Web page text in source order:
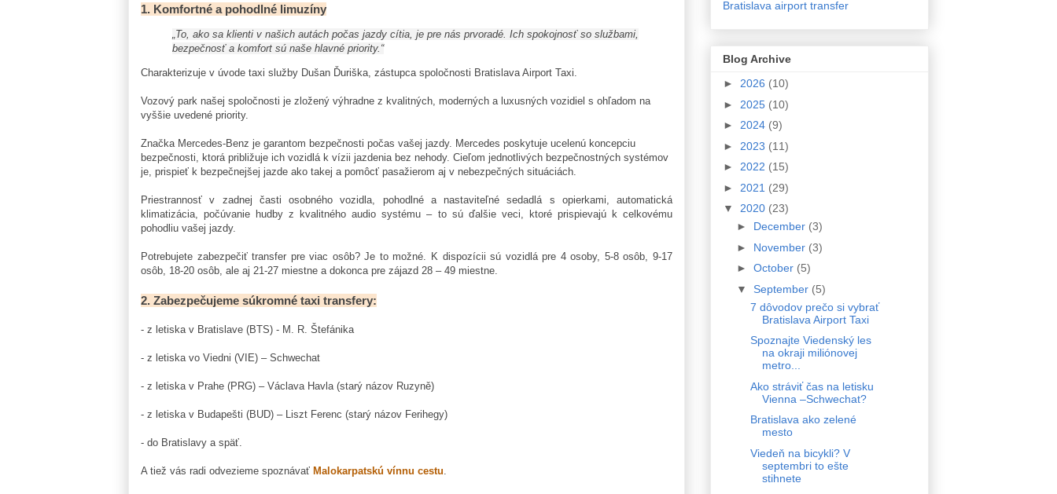
1. Komfortné a pohodlné limuzíny
„To, ako sa klienti v našich autách počas jazdy cítia, je pre nás prvoradé. Ich spokojnosť so službami,
bezpečnosť a komfort sú naše hlavné priority.“
Charakterizuje v úvode taxi služby Dušan Ďuriška, zástupca spoločnosti Bratislava Airport Taxi.
Vozový park našej spoločnosti je zložený výhradne z kvalitných, moderných a luxusných vozidiel s ohľadom na
vyššie uvedené priority.
Značka Mercedes-Benz je garantom bezpečnosti počas vašej jazdy. Mercedes poskytuje ucelenú koncepciu
bezpečnosti, ktorá približuje ich vozidlá k vízii jazdenia bez nehody. Cieľom jednotlivých bezpečnostných systémov
je, prispieť k bezpečnejšej jazde ako takej a pomôcť pasažierom aj v nebezpečných situáciách.
Priestrannosť v zadnej časti osobného vozidla, pohodlné a nastaviteľné sedadlá s opierkami, automatická
klimatizácia, počúvanie hudby z kvalitného audio systému – to sú ďalšie veci, ktoré prispievajú k celkovému
pohodliu vašej jazdy.
Potrebujete zabezpečiť transfer pre viac osôb? Je to možné. K dispozícii sú vozidlá pre 4 osoby, 5-8 osôb, 9-17
osôb, 18-20 osôb, ale aj 21-27 miestne a dokonca pre zájazd 28 – 49 miestne.
2. Zabezpečujeme súkromné taxi transfery:
- z letiska v Bratislave (BTS) - M. R. Štefánika
- z letiska vo Viedni (VIE) – Schwechat
- z letiska v Prahe (PRG) – Václava Havla (starý názov Ruzyně)
- z letiska v Budapešti (BUD) – Liszt Ferenc (starý názov Ferihegy)
- do Bratislavy a späť.
A tiež vás radi odvezieme spoznávať Malokarpatskú vínnu cestu
Bratislava airport transfer
Blog Archive
► 2026 (10)
► 2025 (10)
► 2024 (9)
► 2023 (11)
► 2022 (15)
► 2021 (29)
▼ 2020 (23)
► December (3)
► November (3)
► October (5)
▼ September (5)
7 dôvodov prečo si vybrať
Bratislava Airport Taxi
Spoznajte Viedenský les
na okraji miliónovej
metro...
Ako stráviť čas na letisku
Vienna –Schwechat?
Bratislava ako zelené
mesto
Viedeň na bicykli? V
septembri to ešte
stihnete